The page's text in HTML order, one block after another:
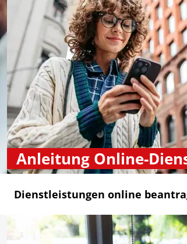
Anleitung Online-
Dienstleistungen online